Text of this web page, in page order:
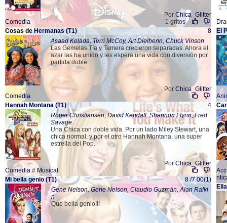
Por Chica_Glitter
Comedia
1 gritos
Cosas de Hermanas (T1)
8
Asaad Kelada, Terri McCoy, Art Dielhenn, Chuck Vinson
Las Gemelas Tía y Tamera crecieron separadas. Ahora el
azar las ha unido y les espera una vida con diversión por
partida doble.
Por Chica_Glitter
Comedia
Hannah Montana (T1)
4
Roger Christiansen, David Kendall, Shannon Flynn, Fred
Savage
Una Chica con doble vida. Por un lado Miley Stewart, una
chica normal, y por el otro Hannah Montana, una super
estrella del Pop.
Por Chica_Glitter
Comedia # Musical
Mi bella genio (T1)
8 /7.00(1)
Gene Nelson, Gene Nelson, Claudio Guzmán, Alan Rafki
n
Qué bella genio!!!
El